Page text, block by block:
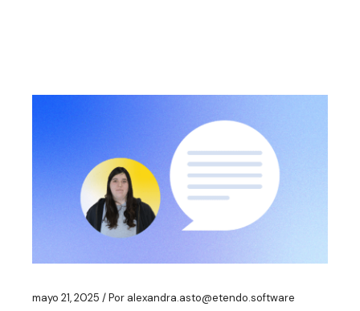
mayo 21, 2025 Por alexandra.asto@etendo.software